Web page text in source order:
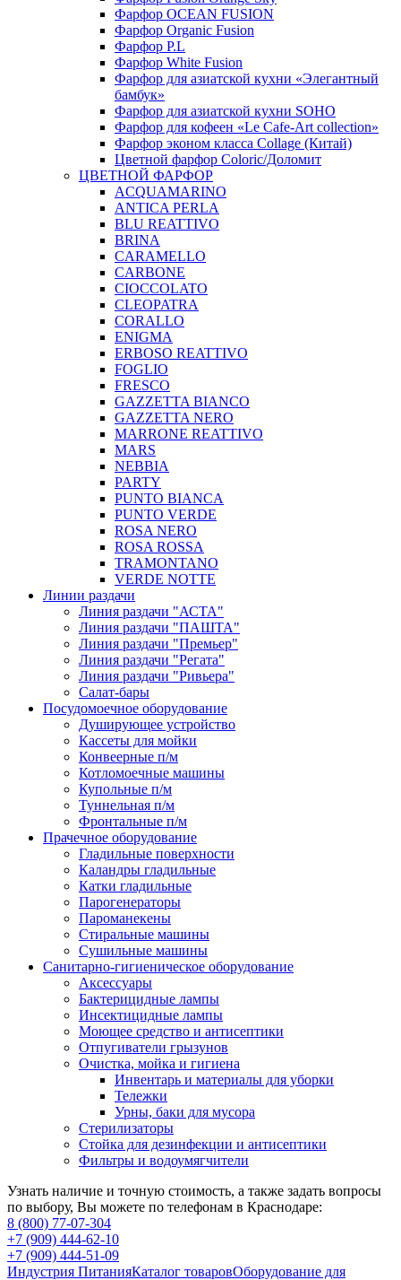
Фарфор OCEAN FUSION
Фарфор Organic Fusion
Фарфор P.L
Фарфор White Fusion
Фарфор для азиатской кухни «Элегантный
бамбук»
Фарфор для азиатской кухни SOHO
Фарфор для кофеен «Le Cafe-Art collection»
Фарфор эконом класса Collage (Китай)
Цветной фарфор Coloric/Доломит
ЦВЕТНОЙ ФАРФОР
ACQUAMARINO
ANTICA PERLA
BLU REATTIVO
BRINA
CARAMELLO
CARBONE
CIOCCOLATO
CLEOPATRA
CORALLO
ENIGMA
ERBOSO REATTIVO
FOGLIO
FRESCO
GAZZETTA BIANCO
GAZZETTA NERO
MARRONE REATTIVO
MARS
NEBBIA
PARTY
PUNTO BIANCA
PUNTO VERDE
ROSA NERO
ROSA ROSSA
TRAMONTANO
VERDE NOTTE
Линии раздачи
Линия раздачи "АСТА"
Линия раздачи "ПАШТА"
Линия раздачи "Премьер"
Линия раздачи "Регата"
Линия раздачи "Ривьера"
Салат-бары
Посудомоечное оборудование
Душирующее устройство
Кассеты для мойки
Конвеерные п/м
Котломоечные машины
Купольные п/м
Туннельная п/м
Фронтальные п/м
Прачечное оборудование
Гладильные поверхности
Каландры гладильные
Катки гладильные
Парогенераторы
Пароманекены
Стиральные машины
Сушильные машины
Санитарно-гигиеническое оборудование
Аксессуары
Бактерицидные лампы
Инсектицидные лампы
Моющее средство и антисептики
Отпугиватели грызунов
Очистка, мойка и гигиена
Инвентарь и материалы для уборки
Тележки
Урны, баки для мусора
Стерилизаторы
Стойка для дезинфекции и антисептики
Фильтры и водоумягчители
Узнать наличие и точную стоимость, а также задать вопросы
по выбору, Вы можете по телефонам в Краснодаре:
8 (800) 77-07-304
+7 (909) 444-62-10
+7 (909) 444-51-09
Индустрия ПитанияКаталог товаровОборудование для